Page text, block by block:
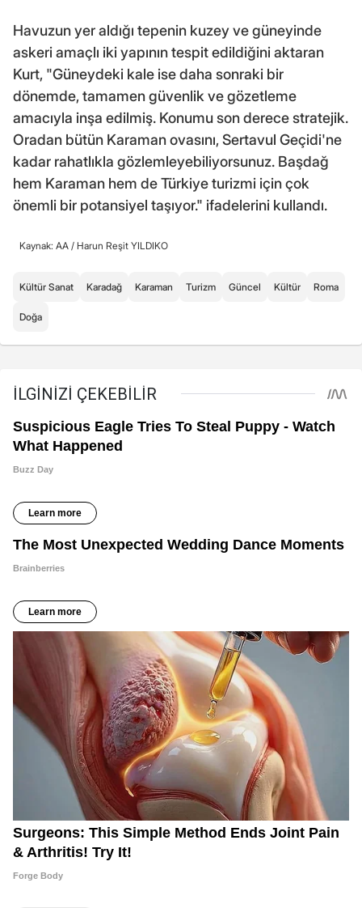
Havuzun yer aldığı tepenin kuzey ve güneyinde
askeri amaçlı iki yapının tespit edildiğini aktaran
Kurt, "Güneydeki kale ise daha sonraki bir
dönemde, tamamen güvenlik ve gözetleme
amacıyla inşa edilmiş. Konumu son derece stratejik.
Oradan bütün Karaman ovasını, Sertavul Geçidi'ne
kadar rahatlıkla gözlemleyebiliyorsunuz. Başdağ
hem Karaman hem de Türkiye turizmi için çok
önemli bir potansiyel taşıyor." ifadelerini kullandı.
Kaynak: AA / Harun Reşit YILDIKO
Kültür Sanat Karadağ Karaman Turizm Güncel Kültür Roma
Doğa